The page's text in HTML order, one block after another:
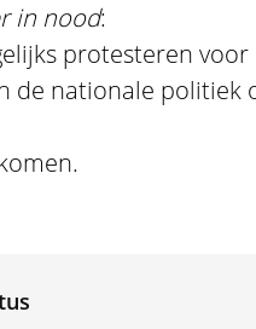
in nood:
protesteren voor
de nationale politiek